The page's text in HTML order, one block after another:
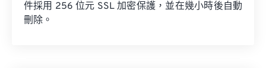
件採用 256 位元 SSL 加密保護，並在幾小時後自動
刪除。